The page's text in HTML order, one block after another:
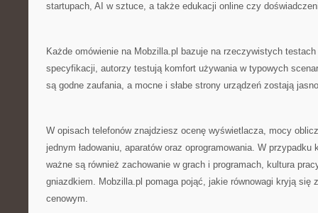
startupach, AI w sztuce, a także edukacji online czy
Każde omówienie na Mobzilla.pl bazuje na rzeczywistych
specyfikacji, autorzy testują komfort używania w typowych
są godne zaufania, a mocne i słabe strony urządzeń zostają
W opisach telefonów znajdziesz ocenę wyświetlacza, mocy
jednym ładowaniu, aparatów oraz oprogramowania. W przypadku
ważne są również zachowanie w grach i programach, kultura
gniazdkiem. Mobzilla.pl pomaga pojąć, jakie równowagi kryją się
cenowym.